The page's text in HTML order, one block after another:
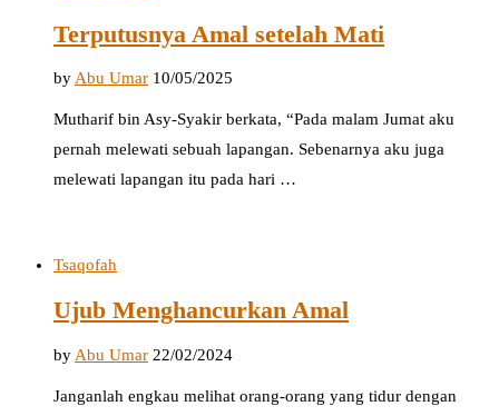
Terputusnya Amal setelah Mati
byAbu Umar 10/05/2025
Mutharif bin Asy-Syakir berkata, “Pada malam Jumat aku
pernah melewati sebuah lapangan. Sebenarnya aku juga
melewati lapangan itu pada hari …
Tsaqofah
Ujub Menghancurkan Amal
by Abu Umar 22/02/2024
Janganlah engkau melihat orang-orang yang tidur dengan